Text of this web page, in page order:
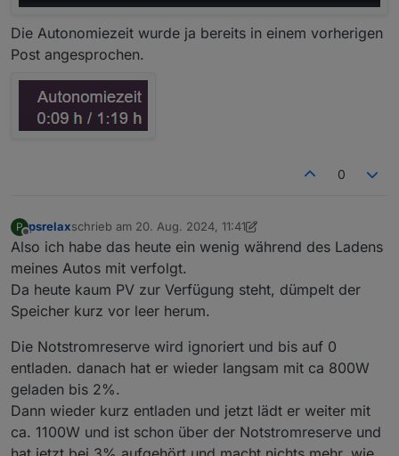
Die Autonomiezeit wurde ja bereits in einem vorherigen
Post angesprochen.
0
P
Offline
psrelaxschrieb am 20. Aug. 2024, 11:41
zuletzt editiert von psrelax
Also ich habe das heute ein wenig während des Ladens
meines Autos mit verfolgt.
Da heute kaum PV zur Verfügung steht, dümpelt der
Speicher kurz vor leer herum.
Die Notstromreserve wird ignoriert und bis auf 0
entladen. danach hat er wieder langsam mit ca 800W
geladen bis 2%.
Dann wieder kurz entladen und jetzt lädt er weiter mit
ca. 1100W und ist schon über der Notstromreserve und